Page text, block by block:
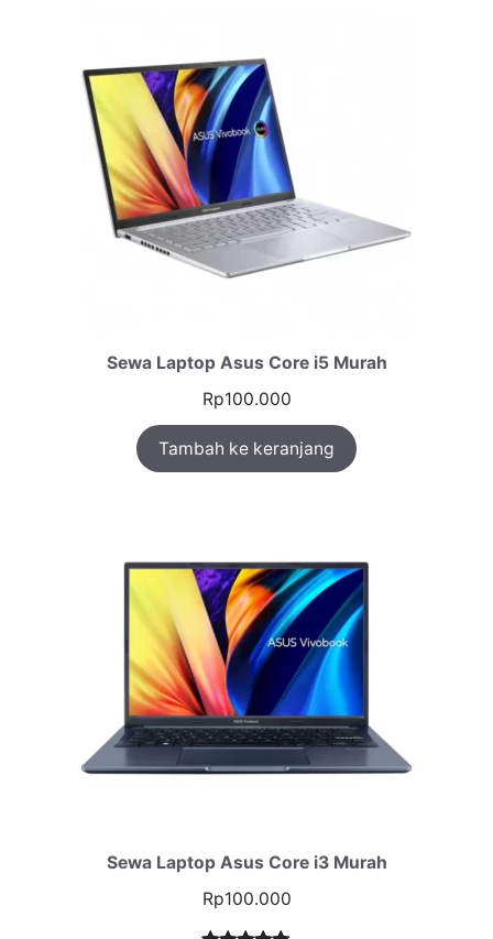
Sewa Laptop Asus Core i5 Murah
Rp100.000
Tambah ke keranjang
Sewa Laptop Asus Core i3 Murah
Rp100.000